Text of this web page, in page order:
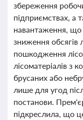
збереження
підприємствах, а
навантаження, що
зниження обсягів
пошкодження
лісоматеріалів з
брусаних або
лише для угод
постанови.
підкреслила, що